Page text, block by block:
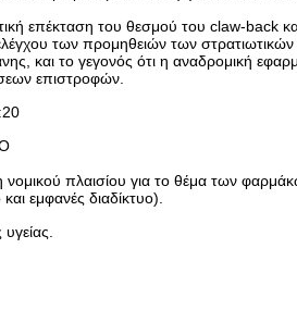
επέκταση του θεσμού του claw-back
των προμηθειών των στρατιωτικών
και το γεγονός ότι η αναδρομική
επιστροφών.
πλαισίου για το θέμα των
εμφανές διαδίκτυο).